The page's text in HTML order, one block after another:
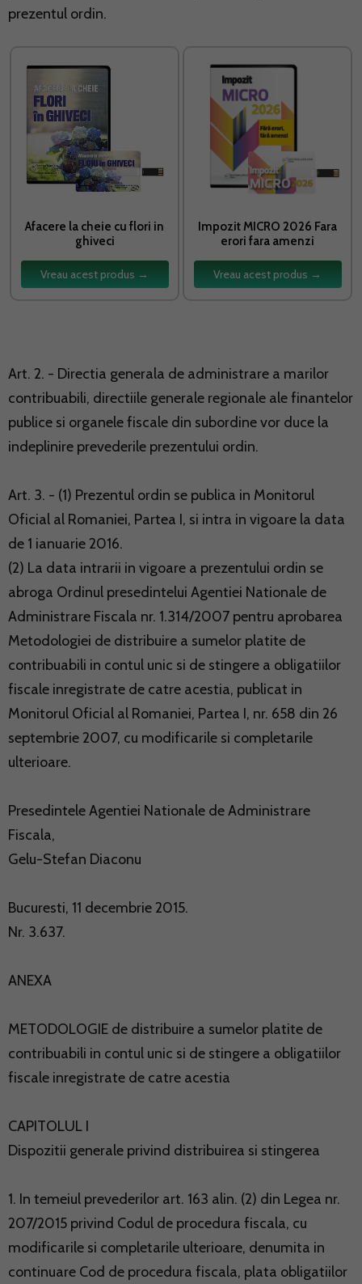
prezentul ordin.
Afacere la cheie cu flori in
ghiveci
Vreau acest produs →
Impozit MICRO 2026 Fara
erori fara amenzi
Vreau acest produs →
Art. 2. - Directia generala de administrare a marilor
contribuabili, directiile generale regionale ale finantelor
publice si organele fiscale din subordine vor duce la
indeplinire prevederile prezentului ordin.
Art. 3. - (1) Prezentul ordin se publica in Monitorul
Oficial al Romaniei, Partea I, si intra in vigoare la data
de 1 ianuarie 2016.
(2) La data intrarii in vigoare a prezentului ordin se
abroga Ordinul presedintelui Agentiei Nationale de
Administrare Fiscala nr. 1.314/2007 pentru aprobarea
Metodologiei de distribuire a sumelor platite de
contribuabili in contul unic si de stingere a obligatiilor
fiscale inregistrate de catre acestia, publicat in
Monitorul Oficial al Romaniei, Partea I, nr. 658 din 26
septembrie 2007, cu modificarile si completarile
ulterioare.
Presedintele Agentiei Nationale de Administrare
Fiscala,
Gelu-Stefan Diaconu
Bucuresti, 11 decembrie 2015.
Nr. 3.637.
ANEXA
METODOLOGIE de distribuire a sumelor platite de
contribuabili in contul unic si de stingere a obligatiilor
fiscale inregistrate de catre acestia
CAPITOLUL I
Dispozitii generale privind distribuirea si stingerea
1. In temeiul prevederilor art. 163 alin. (2) din Legea nr.
207/2015 privind Codul de procedura fiscala, cu
modificarile si completarile ulterioare, denumita in
continuare Cod de procedura fiscala, plata obligatiilor